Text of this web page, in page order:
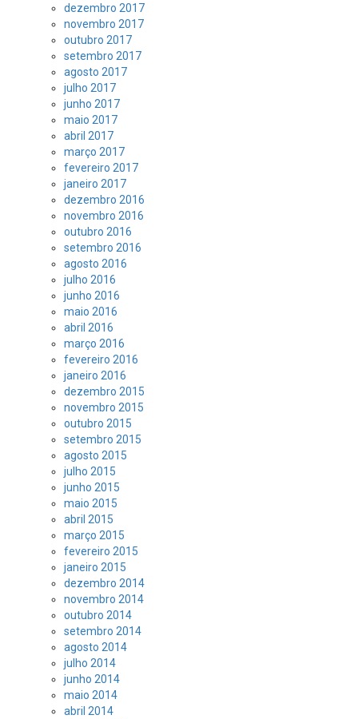
dezembro 2017
novembro 2017
outubro 2017
setembro 2017
agosto 2017
julho 2017
junho 2017
maio 2017
abril 2017
março 2017
fevereiro 2017
janeiro 2017
dezembro 2016
novembro 2016
outubro 2016
setembro 2016
agosto 2016
julho 2016
junho 2016
maio 2016
abril 2016
março 2016
fevereiro 2016
janeiro 2016
dezembro 2015
novembro 2015
outubro 2015
setembro 2015
agosto 2015
julho 2015
junho 2015
maio 2015
abril 2015
março 2015
fevereiro 2015
janeiro 2015
dezembro 2014
novembro 2014
outubro 2014
setembro 2014
agosto 2014
julho 2014
junho 2014
maio 2014
abril 2014